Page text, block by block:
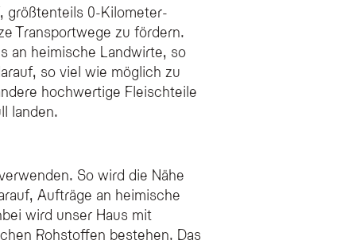
größtenteils 0-Kilometer-
Transportwege zu fördern.
an heimische Landwirte, so
so viel wie möglich zu
hochwertige Fleischteile
landen.
So wird die Nähe
Aufträge an heimische
wird unser Haus mit
Rohstoffen bestehen. Das